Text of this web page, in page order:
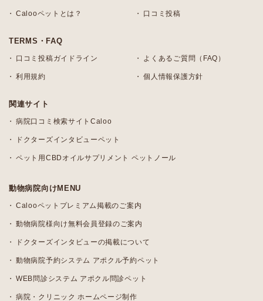
Calooペットとは？ 口コミ投稿
TERMS・FAQ
口コミ投稿ガイドライン よくあるご質問（FAQ）
利用規約 個人情報保護方針
関連サイト
病院口コミ検索サイトCaloo
ドクターズインタビューペット
ペット用CBDオイルサプリメント ペットノール
動物病院向けMENU
Calooペットプレミアム掲載のご案内
動物病院様向け無料会員登録のご案内
ドクターズインタビューの掲載について
動物病院予約システム アポクル予約ペット
WEB問診システム アポクル問診ペット
病院・クリニック ホームページ制作